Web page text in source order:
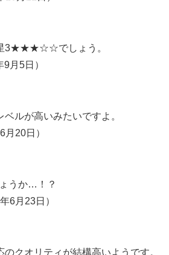
星3★★★☆☆でしょう。
月5日）
ルが高いみたいですよ。
月20日）
うか…！？
6月23日）
のクオリティが結構高いようです。